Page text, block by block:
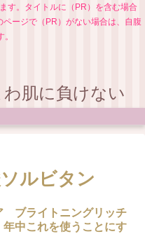
す。タイトルに（PR）を含む場合
ージで（PR）がない場合は、自腹
わ肌に負けない
ルビタン
ブライトニングリッチ
年中これを使うことにす